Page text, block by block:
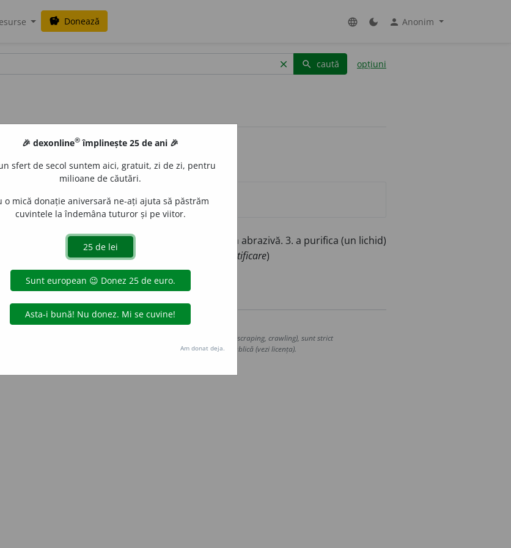
savings Donează language dark_mode person Anonim
clear search caută opțiuni
a netezi suprafața unei piese metalice cu o piatră abrazivă. 3. a purifica (un lichid)
lungimea unui arc de curbă. (< rectificare)
acțiuni
© 2004-2026 dexonline (https://dexonline.ro)
pe acest site, inclusiv prin orice metode de extragere automată (web scraping, crawling), sunt strict
scris, cu excepția seturilor de date oferite oficial spre utilizare publică (vezi licența).
🎉 dexonline® împlinește 25 de ani 🎉
sfert de secol suntem aici, gratuit, zi de zi, pentru
milioane de căutări.
o mică donație aniversară ne-ați ajuta să păstrăm
cuvintele la îndemâna tuturor și pe viitor.
Am donat deja.